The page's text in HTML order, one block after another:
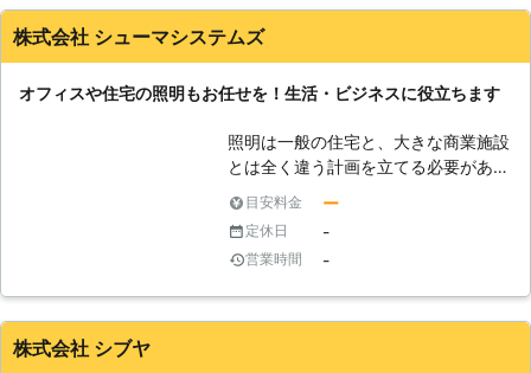
工事が必要となります。この照明工事
には国家資格である「電気工事士」が
必要です。 「自分の家だから勝手に
工事してしまおう」という考えで知識
原因になってしまうことがあります。
安全のためにも自分で取り付けが不可
ださい。 ●センサーライトの設置で
防犯対策！照明でお家を守るお手伝い
夜間に玄関や駐車場、庭などが暗いま
換・設置などを行う予定の方は、株式
代わりに照明工事を実施致します。
株式会社 シューマシステムズ
オフィスや住宅の照明もお任せを！生活・ビジネスに役立ちます
照明は一般の住宅と、大きな商業施設
とは全く違う計画を立てる必要があり
ます。弊社では一般の住宅から商業施
設まで、多数の施工実績があるのでど
んな場所にも適した照明計画や設置を
することができます。まずはお気軽に
目安料金 ー
定休日 -
営業時間 -
株式会社 シブヤ